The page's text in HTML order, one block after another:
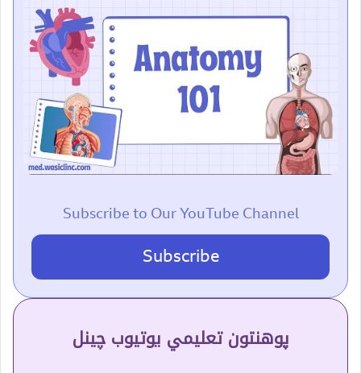
Subscribe to Our YouTube Channel
Subscribe
پوهنتون تعلیمي یوتیوب چینل